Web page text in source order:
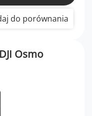
do porównania
Osmo